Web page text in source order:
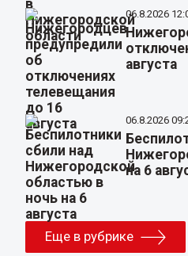
06.8.2026
августа
06.8.2026
на 6
Еще в рубрике